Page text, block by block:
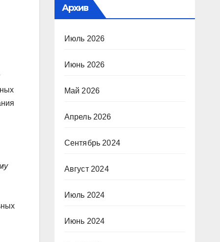
Архив
Июль 2026
Июнь 2026
Май 2026
Апрель 2026
Сентябрь 2024
Август 2024
Июль 2024
Июнь 2024